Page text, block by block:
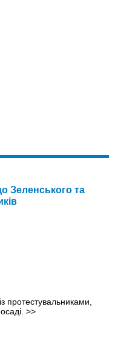
Зеленського та
протестувальниками,
>>